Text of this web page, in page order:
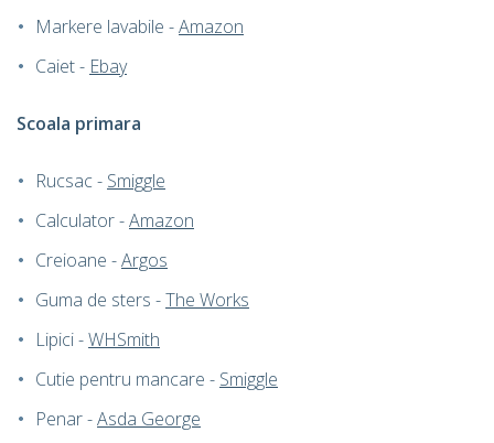
Markere lavabile -Amazon
Caiet - Ebay
Scoala primara
Rucsac - Smiggle
Calculator -Amazon
Creioane -Argos
Guma de sters -The Works
Lipici -WHSmith
Cutie pentru mancare - Smiggle
Penar -Asda George